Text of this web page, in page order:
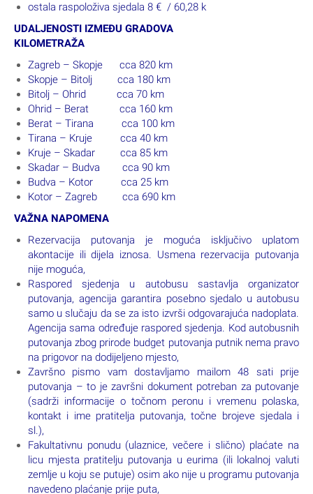
ostala raspoloživa sjedala 8 € / 60,28 k
UDALJENOSTI IZMEĐU GRADOVA
KILOMETRAŽA
Zagreb – Skopje cca 820 km
Skopje – Bitolj cca 180 km
Bitolj – Ohrid cca 70 km
Ohrid – Berat cca 160 km
Berat – Tirana cca 100 km
Tirana – Kruje cca 40 km
Kruje – Skadar cca 85 km
Skadar – Budva cca 90 km
Budva – Kotor cca 25 km
Kotor – Zagreb cca 690 km
VAŽNA NAPOMENA
Rezervacija putovanja je moguća isključivo uplatom
akontacije ili dijela iznosa. Usmena rezervacija putovanja
nije moguća,
Raspored sjedenja u autobusu sastavlja organizator
putovanja, agencija garantira posebno sjedalo u autobusu
samo u slučaju da se za isto izvrši odgovarajuća nadoplata.
Agencija sama određuje raspored sjedenja. Kod autobusnih
putovanja zbog prirode budget putovanja putnik nema pravo
na prigovor na dodijeljeno mjesto,
Završno pismo vam dostavljamo mailom 48 sati prije
putovanja – to je završni dokument potreban za putovanje
(sadrži informacije o točnom peronu i vremenu polaska,
kontakt i ime pratitelja putovanja, točne brojeve sjedala i
sl.),
Fakultativnu ponudu (ulaznice, večere i slično) plaćate na
licu mjesta pratitelju putovanja u eurima (ili lokalnoj valuti
zemlje u koju se putuje) osim ako nije u programu putovanja
navedeno plaćanje prije puta,